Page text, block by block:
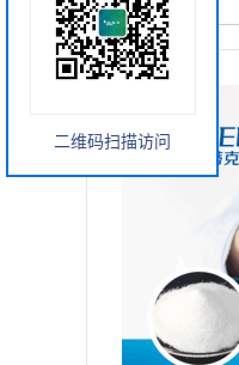
二维码扫描访问